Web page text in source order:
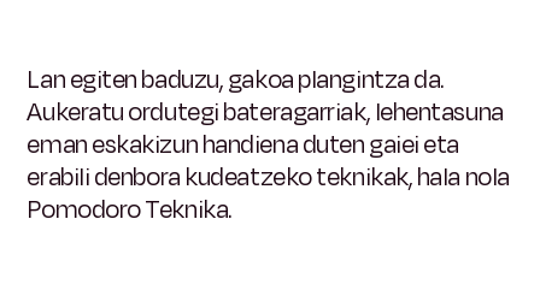
Lan egiten baduzu, gakoa plangintza da.
Aukeratu ordutegi bateragarriak, lehentasuna
eman eskakizun handiena duten gaiei eta
erabili denbora kudeatzeko teknikak, hala nola
Pomodoro Teknika.